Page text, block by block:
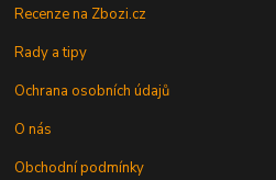
Recenze na Zbozi.cz
Rady a tipy
Ochrana osobních údajů
O nás
Obchodní podmínky